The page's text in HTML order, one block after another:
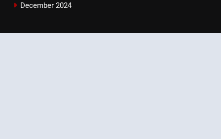
December 2024